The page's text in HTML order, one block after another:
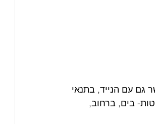
גם עם הנייד, בתנאי
בים, ברחוב,